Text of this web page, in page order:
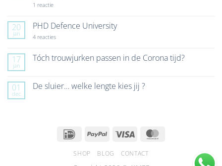
1 reactieop
Vanaf
7
mei
up
store
20
jan
PHD Defence University
4 reactiesop
University
17
jan
Tóch trouwjurken passen in de Corona tijd?
Tóch
01
dec
De sluier… welke lengte kies jij ?
IDeal PayPal Visa
SHOP BLOG CONTACT